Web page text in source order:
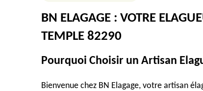
BN ELAGAGE : VOTRE
TEMPLE 82290
Pourquoi Choisir un Artisan
Bienvenue chez BN Elagage, votre artisan